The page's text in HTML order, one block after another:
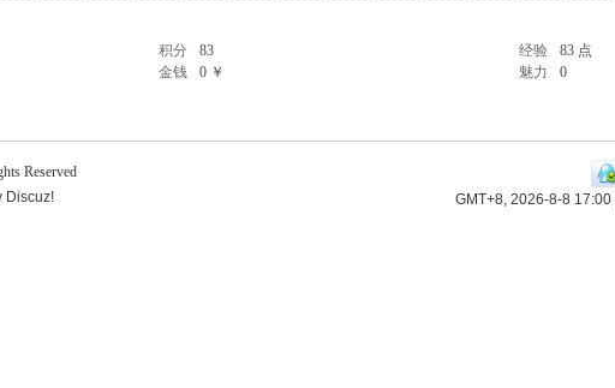
积分 83 经验
83 点
金钱 0 ￥ 魅力
0
GMT+8, 2026-8-8 17:00
Reserved
Discuz!